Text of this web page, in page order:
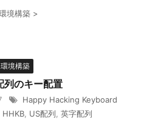
境構築 >
境構築
列のキー配置
Happy Hacking Keyboard
HHKB US配列 英字配列